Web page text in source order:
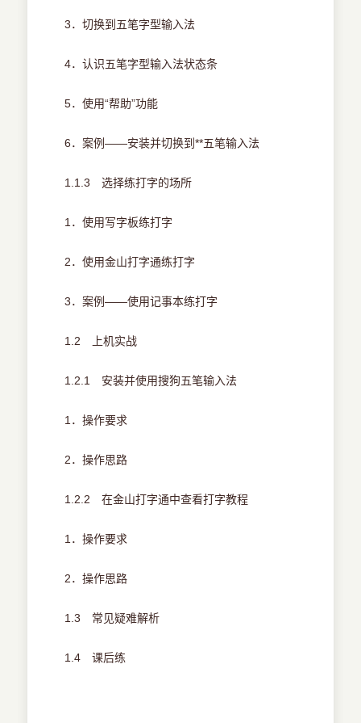
3．切换到五笔字型输入法
4．认识五笔字型输入法状态条
5．使用“帮助”功能
6．案例——安装并切换到**五笔输入法
1.1.3 选择练打字的场所
1．使用写字板练打字
2．使用金山打字通练打字
3．案例——使用记事本练打字
1.2 上机实战
1.2.1 安装并使用搜狗五笔输入法
1．操作要求
2．操作思路
1.2.2 在金山打字通中查看打字教程
1．操作要求
2．操作思路
1.3 常见疑难解析
1.4 课后练